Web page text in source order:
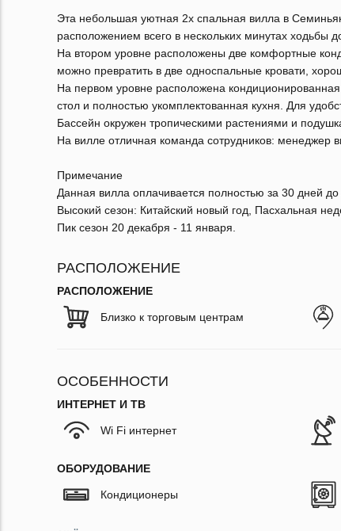
Эта небольшая уютная 2х спальная вилла в
расположением всего в нескольких минутах ходьбы
На втором уровне расположены две комфортные
можно превратить в две односпальные кровати,
На первом уровне расположена
стол и полностью укомплектованная кухня. Для
Бассейн окружен тропическими растениями и
На вилле отличная команда сотрудников: менеджер
Примечание
Данная вилла оплачивается полностью за 30 дней
Высокий сезон: Китайский новый год, Пасхальная
Пик сезон 20 декабря - 11 января.
РАСПОЛОЖЕНИЕ
РАСПОЛОЖЕНИЕ
Близко к торговым центрам
ОСОБЕННОСТИ
ИНТЕРНЕТ И ТВ
Wi Fi интернет
ОБОРУДОВАНИЕ
Кондиционеры